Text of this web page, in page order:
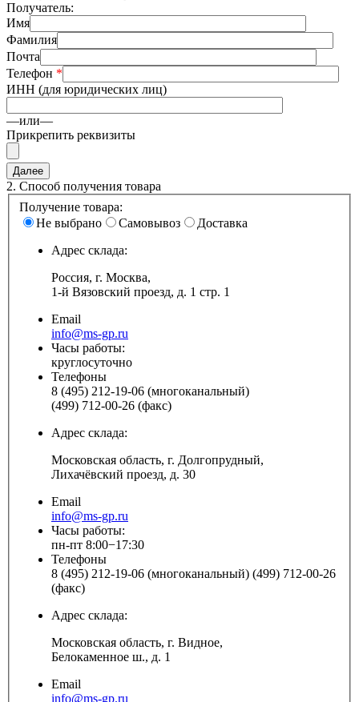
Получатель:
Имя
Фамилия
Почта
Телефон *
ИНН (для юридических лиц)
—или—
Прикрепить реквизиты
2. Способ получения товара
Получение товара:
Не выбрано
Самовывоз
Доставка
Адрес склада:
Россия, г. Москва,
1-й Вязовский проезд, д. 1 стр. 1
Email
info@ms-gp.ru
Часы работы:
круглосуточно
Телефоны
8 (495) 212-19-06 (многоканальный)
(499) 712-00-26 (факс)
Адрес склада:
Московская область, г. Долгопрудный,
Лихачёвский проезд, д. 30
Email
info@ms-gp.ru
Часы работы:
пн-пт 8:00−17:30
Телефоны
8 (495) 212-19-06 (многоканальный) (499) 712-00-26
(факс)
Адрес склада:
Московская область, г. Видное,
Белокаменное ш., д. 1
Email
info@ms-gp.ru